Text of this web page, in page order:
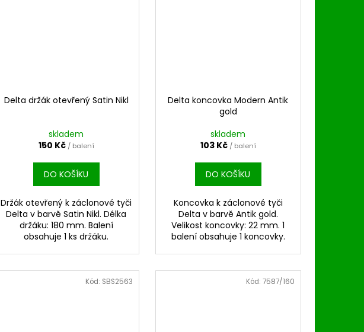
Delta držák otevřený Satin Nikl
skladem
150 Kč / balení
DO KOŠÍKU
Držák otevřený k záclonové tyči
Delta v barvě Satin Nikl. Délka
držáku: 180 mm. Balení
obsahuje 1 ks držáku.
Delta koncovka Modern Antik
gold
skladem
103 Kč / balení
DO KOŠÍKU
Koncovka k záclonové tyči
Delta v barvě Antik gold.
Velikost koncovky: 22 mm. 1
balení obsahuje 1 koncovky.
Kód: SBS2563 Kód: 7587/160